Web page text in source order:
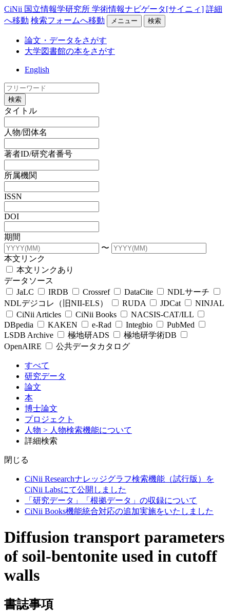
CiNii 国立情報学研究所 学術情報ナビゲータ[サイニィ] 詳細
へ移動 検索フォームへ移動 メニュー 検索
論文・データをさがす
大学図書館の本をさがす
English
検索
タイトル
人物/団体名
著者ID/研究者番号
所属機関
ISSN
DOI
期間
〜
本文リンク
本文リンクあり
データソース
JaLC
IRDB Crossref DataCite
NDLサーチ
NDLデジコレ（旧NII-ELS）
RUDA JDCat
NINJAL
CiNii Articles
CiNii Books
NACSIS-CAT/ILL
DBpedia
KAKEN e-Rad Integbio
PubMed
LSDB Archive
極地研ADS
極地研学術DB
OpenAIRE
公共データカタログ
すべて
研究データ
論文
本
博士論文
プロジェクト
人物 > 人物検索機能について
詳細検索
閉じる
CiNii Researchナレッジグラフ検索機能（試行版）を
CiNii Labsにて公開しました
「研究データ」「根拠データ」の収録について
CiNii Books機能統合対応の追加実施をいたしました
Diffusion transport parameters
of soil-bentonite used in cutoff
walls
書誌事項